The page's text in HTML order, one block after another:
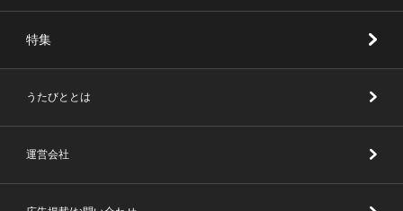
特集
うたびととは
運営会社